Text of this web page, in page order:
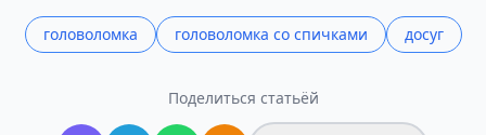
головоломка головоломка со спичками досуг
Поделиться статьёй